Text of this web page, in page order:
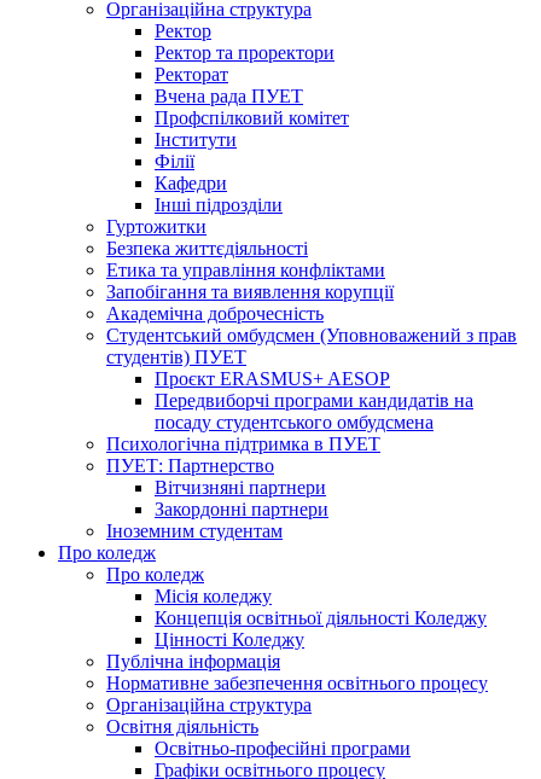
Організаційна структура
Ректор
Ректор та проректори
Ректорат
Вчена рада ПУЕТ
Профспілковий комітет
Інститути
Філії
Кафедри
Інші підрозділи
Гуртожитки
Безпека життєдіяльності
Етика та управління конфліктами
Запобігання та виявлення корупції
Академічна доброчесність
Студентський омбудсмен (Уповноважений з прав
студентів) ПУЕТ
Проєкт ERASMUS+ AESOP
Передвиборчі програми кандидатів на
посаду студентського омбудсмена
Психологічна підтримка в ПУЕТ
ПУЕТ: Партнерство
Вітчизняні партнери
Закордонні партнери
Іноземним студентам
Про коледж
Про коледж
Місія коледжу
Концепція освітньої діяльності Коледжу
Цінності Коледжу
Публічна інформація
Нормативне забезпечення освітнього процесу
Організаційна структура
Освітня діяльність
Освітньо-професійні програми
Графіки освітнього процесу